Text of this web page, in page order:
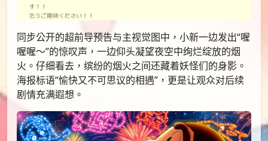
同步公开的超前导预告与主视觉图中，小新一边发出“喔
喔喔～”的惊叹声，一边仰头凝望夜空中绚烂绽放的烟
火。仔细看去，缤纷的烟火之间还藏着妖怪们的身影。
海报标语“愉快又不可思议的相遇”，更是让观众对后续
剧情充满遐想。